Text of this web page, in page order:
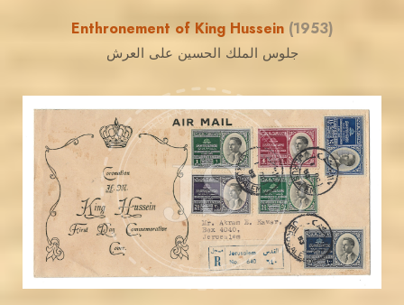
Enthronement of King Hussein (1953)
جلوس الملك الحسين على العرش
JS
JORDANSTAMPS.COM
EST. 2007